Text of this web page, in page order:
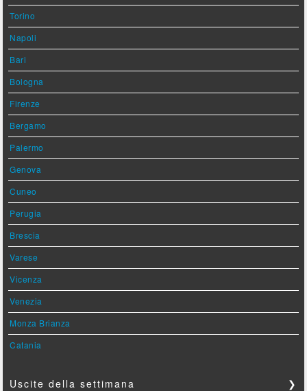
Torino
Napoli
Bari
Bologna
Firenze
Bergamo
Palermo
Genova
Cuneo
Perugia
Brescia
Varese
Vicenza
Venezia
Monza Brianza
Catania
Uscite della settimana ❯